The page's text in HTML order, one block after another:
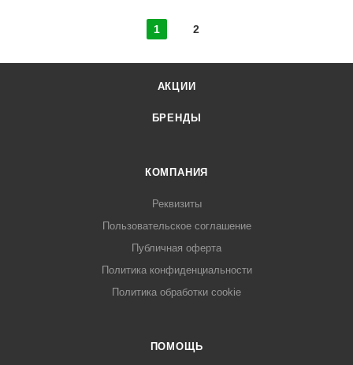
1 2
АКЦИИ
БРЕНДЫ
КОМПАНИЯ
Реквизиты
Пользовательское соглашение
Публичная оферта
Политика конфиденциальности
Политика обработки cookie
ПОМОЩЬ